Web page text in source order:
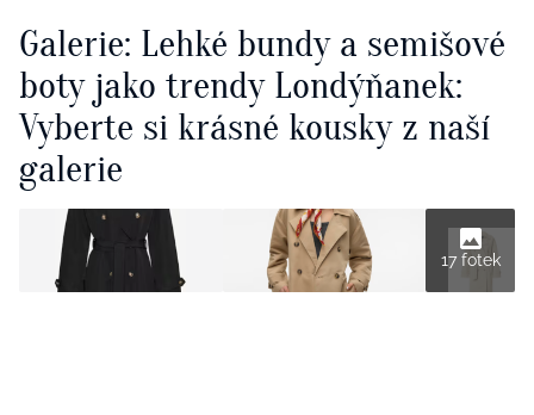
Galerie: Lehké bundy a semišové
boty jako trendy Londýňanek:
Vyberte si krásné kousky z naší
galerie
17 fotek